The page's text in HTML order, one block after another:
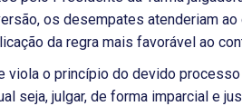
os desempates atenderiam
da regra mais favorável ao
viola o princípio do devido
seja, julgar, de forma imparcial e